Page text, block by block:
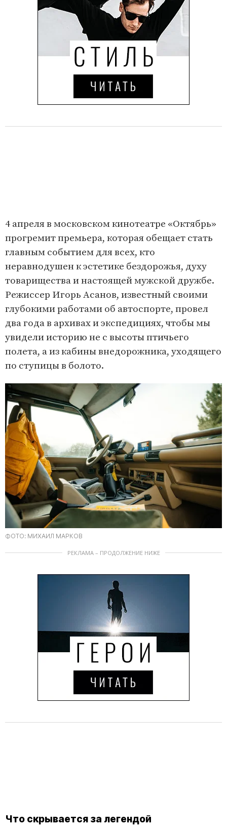
4 апреля в московском кинотеатре «Октябрь»
прогремит премьера, которая обещает стать
главным событием для всех, кто
неравнодушен к эстетике бездорожья, духу
товарищества и настоящей мужской дружбе.
Режиссер Игорь Асанов, известный своими
глубокими работами об автоспорте, провел
два года в архивах и экспедициях, чтобы мы
увидели историю не с высоты птичьего
полета, а из кабины внедорожника, уходящего
по ступицы в болото.
ФОТО: МИХАИЛ МАРКОВ
РЕКЛАМА – ПРОДОЛЖЕНИЕ НИЖЕ
Что скрывается за легендой